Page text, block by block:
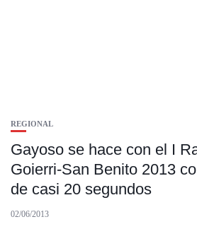
REGIONAL
Gayoso se hace con el I
Goierri-San Benito 2013
de casi 20 segundos
02/06/2013